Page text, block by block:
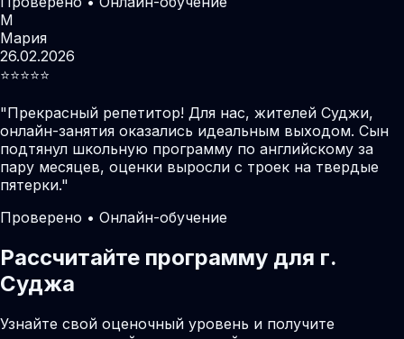
М
Мария
26.02.2026
⭐️⭐️⭐️⭐️⭐️
"Прекрасный репетитор! Для нас, жителей Суджи,
онлайн-занятия оказались идеальным выходом. Сын
подтянул школьную программу по английскому за
пару месяцев, оценки выросли с троек на твердые
пятерки."
Проверено • Онлайн-обучение
Рассчитайте программу для г.
Суджа
Узнайте свой оценочный уровень и получите